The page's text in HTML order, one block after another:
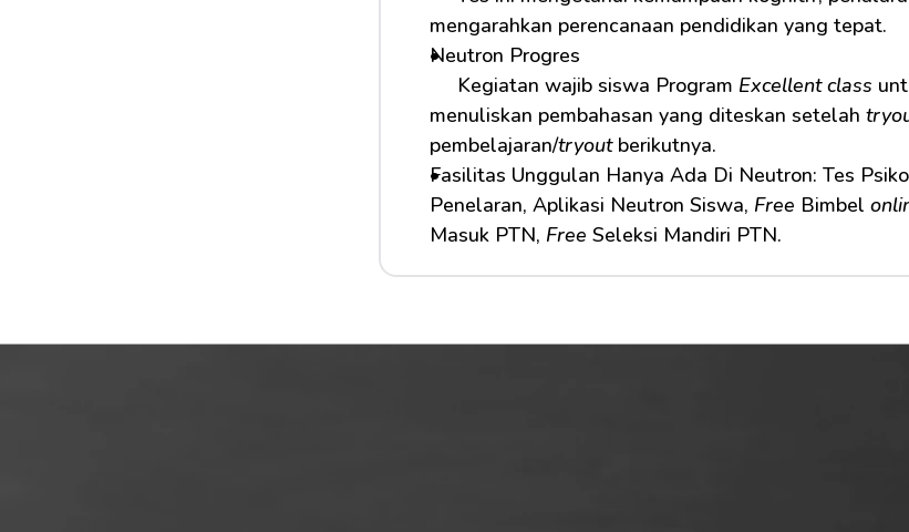
mengarahkan perencanaan pendidikan yang tepat.
Neutron Progres
     Kegiatan wajib siswa Program
Excellent class
menuliskan pembahasan yang diteskan setelah
pembelajaran/tryout berikutnya.
Fasilitas Unggulan Hanya Ada Di Neutron: Tes
Penelaran, Aplikasi Neutron Siswa, Free Bimbel
Masuk PTN, Free Seleksi Mandiri PTN.